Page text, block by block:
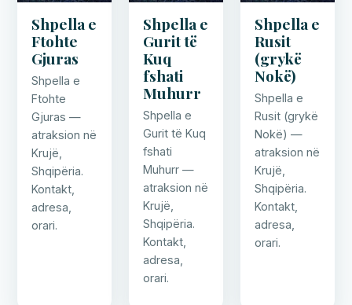
Shpella e
Ftohte
Gjuras
Shpella e
Ftohte
Gjuras —
atraksion në
Krujë,
Shqipëria.
Kontakt,
adresa,
orari.
Shpella e
Gurit të
Kuq
fshati
Muhurr
Shpella e
Gurit të Kuq
fshati
Muhurr —
atraksion në
Krujë,
Shqipëria.
Kontakt,
adresa,
orari.
Shpella e
Rusit
(grykë
Nokë)
Shpella e
Rusit (grykë
Nokë) —
atraksion në
Krujë,
Shqipëria.
Kontakt,
adresa,
orari.